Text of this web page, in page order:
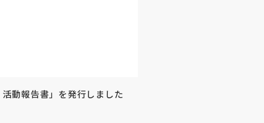
動報告書」を発行しました